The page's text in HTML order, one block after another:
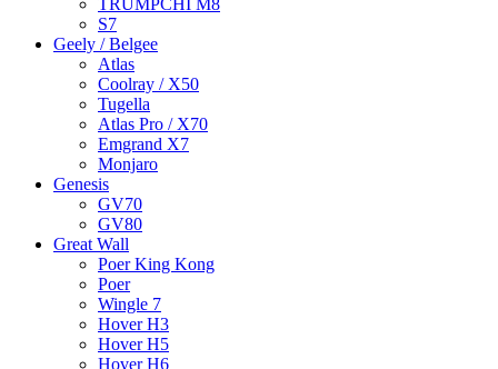
S7
Geely / Belgee
Atlas
Coolray / X50
Tugella
Atlas Pro / X70
Emgrand X7
Monjaro
Genesis
GV70
GV80
Great Wall
Poer King Kong
Poer
Wingle 7
Hover H3
Hover H5
Hover H6